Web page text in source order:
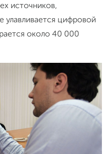
источников,
улавливается цифровой
около 40 000